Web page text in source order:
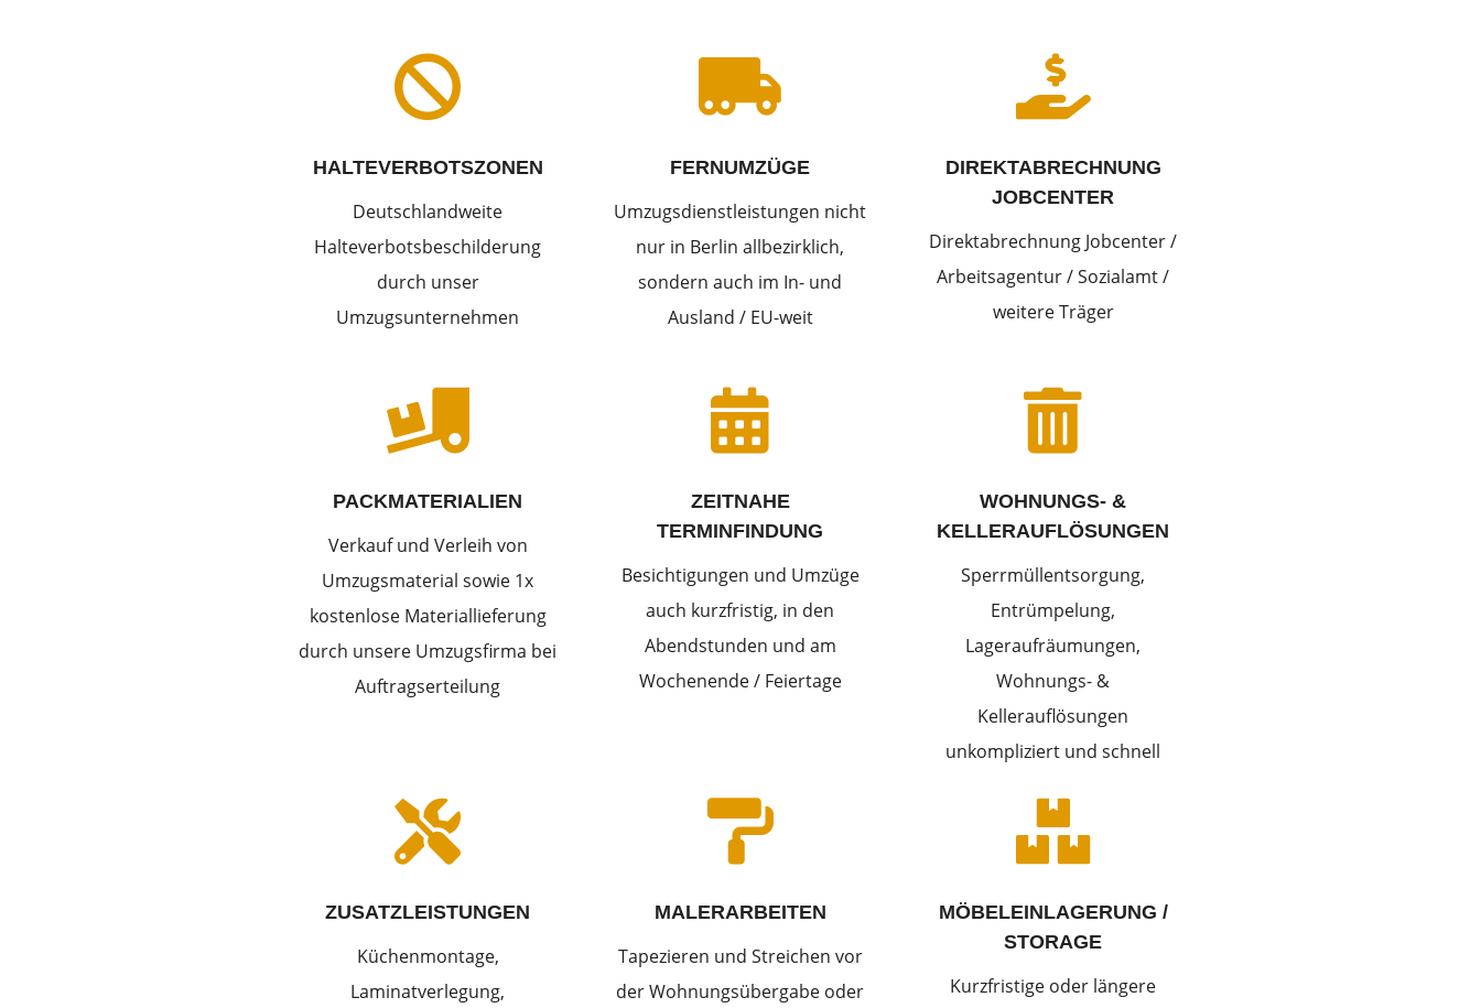

HALTEVERBOTSZONEN
Deutschlandweite
Halteverbotsbeschilderung
durch unser
Umzugsunternehmen

FERNUMZÜGE
Umzugsdienstleistungen nicht
nur in Berlin allbezirklich,
sondern auch im In- und
Ausland / EU-weit

DIREKTABRECHNUNG
JOBCENTER
Direktabrechnung Jobcenter /
Arbeitsagentur / Sozialamt /
weitere Träger

PACKMATERIALIEN
Verkauf und Verleih von
Umzugsmaterial sowie 1x
kostenlose Materiallieferung
durch unsere Umzugsfirma bei
Auftragserteilung

ZEITNAHE
TERMINFINDUNG
Besichtigungen und Umzüge
auch kurzfristig, in den
Abendstunden und am
Wochenende / Feiertage

WOHNUNGS- &
KELLERAUFLÖSUNGEN
Sperrmüllentsorgung,
Entrümpelung,
Lageraufräumungen,
Wohnungs- &
Kellerauflösungen
unkompliziert und schnell

ZUSATZLEISTUNGEN
Küchenmontage,
Laminatverlegung,

MALERARBEITEN
Tapezieren und Streichen vor
der Wohnungsübergabe oder

MÖBELEINLAGERUNG /
STORAGE
Kurzfristige oder längere